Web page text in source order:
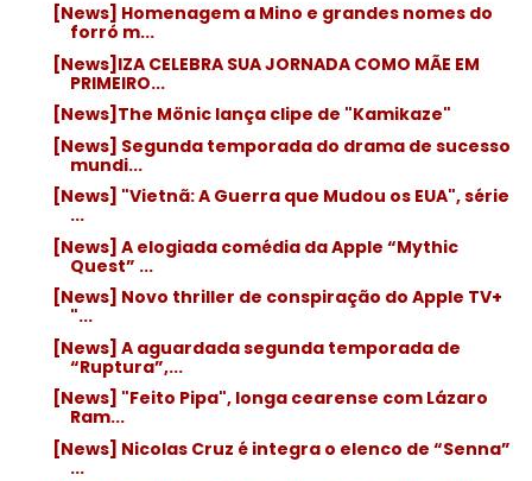
[News] Homenagem a Mino e grandes nomes do
forró m...
[News]IZA CELEBRA SUA JORNADA COMO MÃE EM
PRIMEIRO...
[News]The Mönic lança clipe de "Kamikaze"
[News] Segunda temporada do drama de sucesso
mundi...
[News] "Vietnã: A Guerra que Mudou os EUA", série
...
[News] A elogiada comédia da Apple “Mythic
Quest” ...
[News] Novo thriller de conspiração do Apple TV+
"...
[News] A aguardada segunda temporada de
“Ruptura”,...
[News] "Feito Pipa", longa cearense com Lázaro
Ram...
[News] Nicolas Cruz é integra o elenco de “Senna”
...